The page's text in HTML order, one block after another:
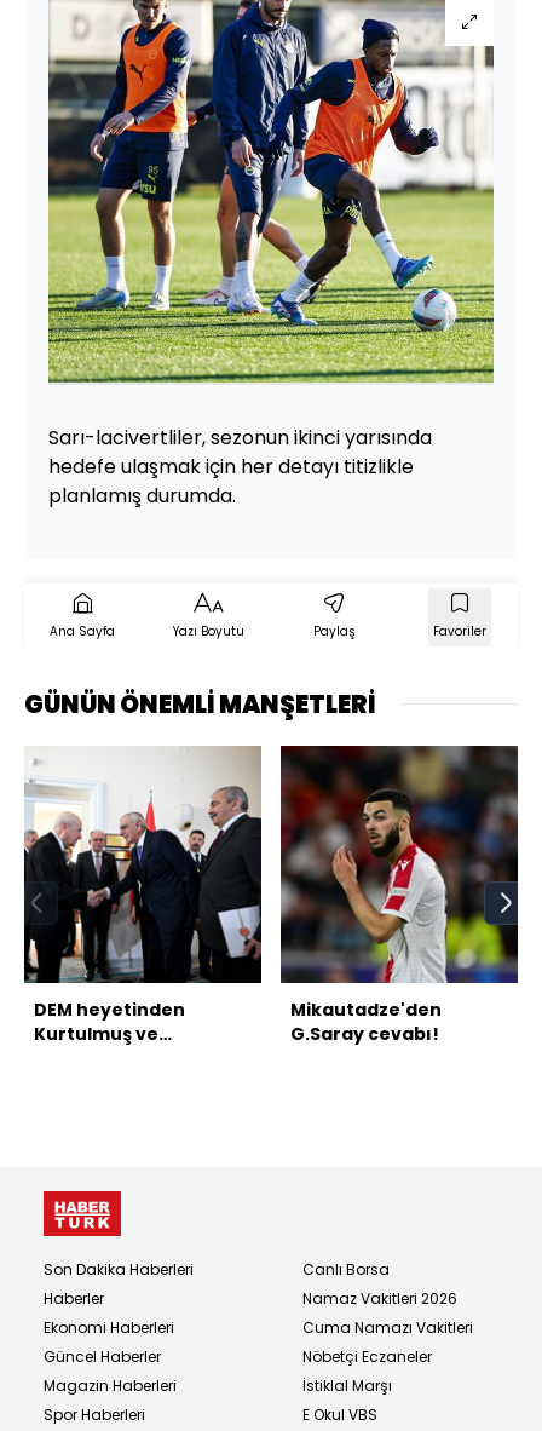
Sarı-lacivertliler, sezonun ikinci yarısında
hedefe ulaşmak için her detayı titizlikle
planlamış durumda.
Ana Sayfa Yazı Boyutu Paylaş Favoriler
GÜNÜN ÖNEMLİ MANŞETLERİ
DEM heyetinden
Kurtulmuş ve
Mikautadze'den
G.Saray cevabı!
Son Dakika Haberleri
Haberler
Ekonomi Haberleri
Güncel Haberler
Magazin Haberleri
Spor Haberleri
Canlı Borsa
Namaz Vakitleri 2026
Cuma Namazı Vakitleri
Nöbetçi Eczaneler
İstiklal Marşı
E Okul VBS